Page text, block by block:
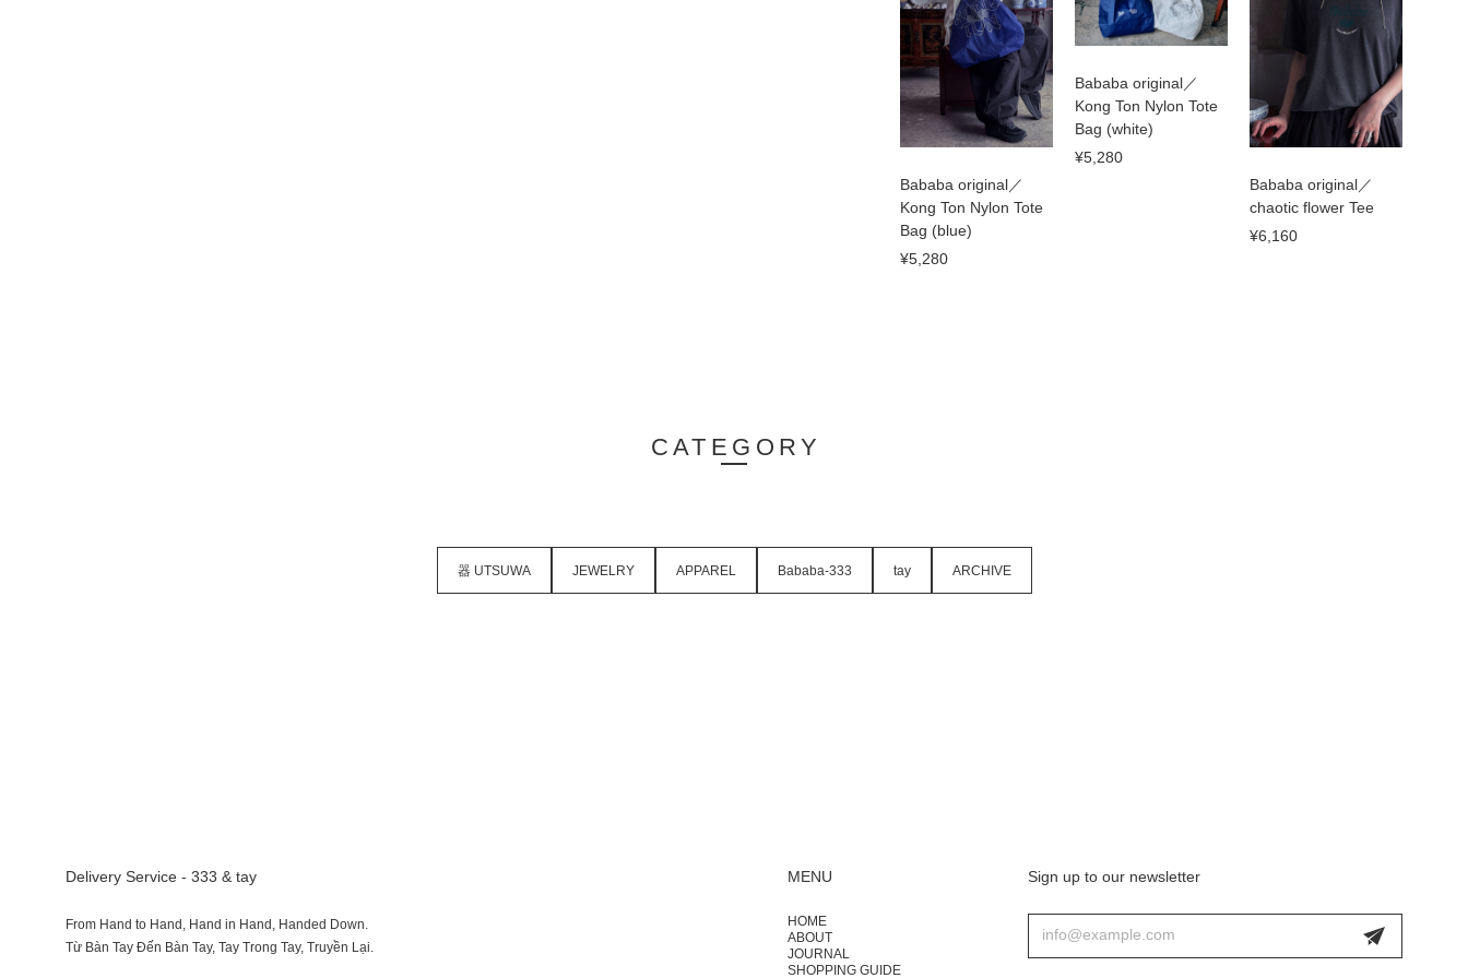
Bababa original／
Kong Ton Nylon Tote
Bag (blue)
¥5,280
Bababa original／
Kong Ton Nylon Tote
Bag (white)
¥5,280
Bababa original／
chaotic flower Tee
¥6,160
CATEGORY
器 UTSUWA JEWELRY APPAREL Bababa-333 tay ARCHIVE
Delivery Service - 333 & tay
From Hand to Hand, Hand in Hand, Handed Down.
MENU
HOME
ABOUT
JOURNAL
SHOPPING GUIDE
Sign up to our newsletter